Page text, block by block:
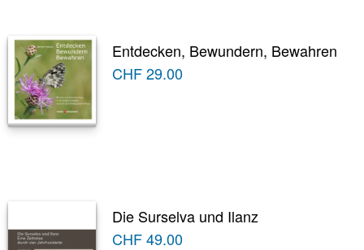
Entdecken, Bewundern, Bewahren
CHF29.00
Die Surselva und Ilanz
CHF49.00